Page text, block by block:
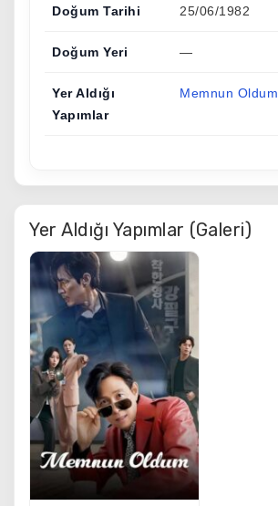
Doğum Tarihi 25/06/1982
Doğum Yeri —
Yer Aldığı
Yapımlar
Memnun Oldum
Yer Aldığı Yapımlar (Galeri)